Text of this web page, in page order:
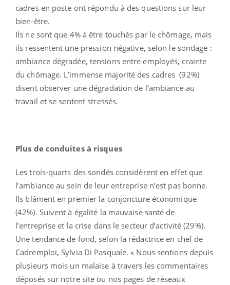
cadres en poste ont répondu à des questions sur leur
bien-être.
Ils ne sont que 4% à être touchés par le chômage, mais
ils ressentent une pression négative, selon le sondage :
ambiance dégradée, tensions entre employés, crainte
du chômage. L’immense majorité des cadres (92%)
disent observer une dégradation de l’ambiance au
travail et se sentent stressés.
Plus de conduites à risques
Les trois-quarts des sondés considèrent en effet que
l’ambiance au sein de leur entreprise n’est pas bonne.
Ils blâment en premier la conjoncture économique
(42%). Suivent à égalité la mauvaise santé de
l’entreprise et la crise dans le secteur d’activité (29%).
Une tendance de fond, selon la rédactrice en chef de
Cadremploi, Sylvia Di Pasquale. « Nous sentions depuis
plusieurs mois un malaise à travers les commentaires
déposés sur notre site ou nos pages de réseaux